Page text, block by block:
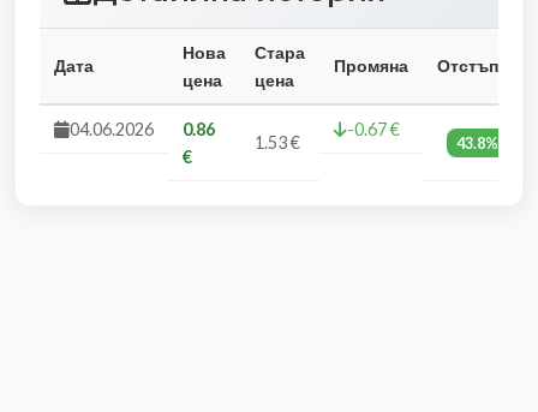
Дата
Нова
цена
Стара
цена
Промяна Отстъпка
04.06.2026
0.86
€
1.53 €
-0.67 €
43.8%